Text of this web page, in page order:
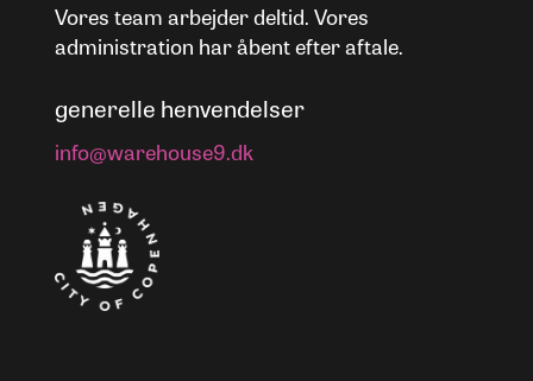
Vores team arbejder deltid. Vores
administration har åbent efter aftale.
generelle henvendelser
info@warehouse9.dk